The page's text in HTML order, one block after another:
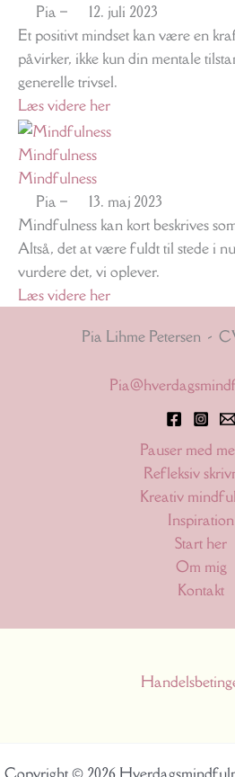
Pia –
12. juli 2023
Et positivt mindset kan være en
påvirker, ikke kun din mentale
generelle trivsel.
Læs videre her
Mindfulness
Mindfulness
Pia –
13. maj 2023
Mindfulness kan kort beskrives
Altså, det at være fuldt til stede i
vurdere det, vi oplever.
Læs videre her
Pia Lihme Petersen -
Pauser med
Refleksiv
Kreativ
Inspiration
Start her
Om mig
Kontakt